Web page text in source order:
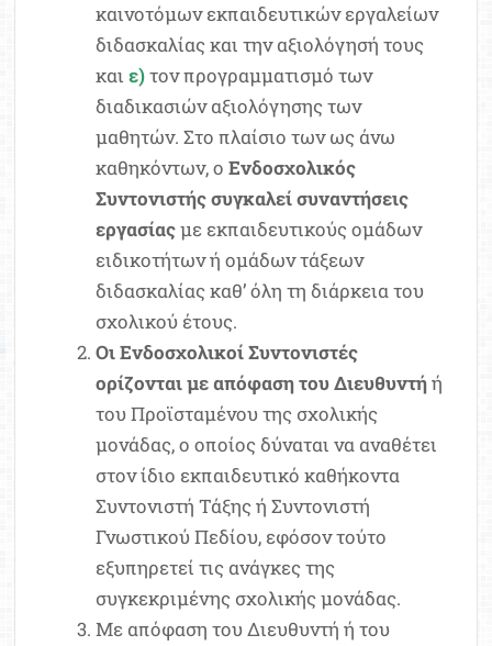
καινοτόμων εκπαιδευτικών εργαλείων
διδασκαλίας και την αξιολόγησή τους
και ε)τον προγραμματισμό των
διαδικασιών αξιολόγησης των
μαθητών. Στο πλαίσιο των ως άνω
καθηκόντων, ο Ενδοσχολικός
Συντονιστής συγκαλεί συναντήσεις
εργασίαςμε εκπαιδευτικούς ομάδων
ειδικοτήτων ή ομάδων τάξεων
διδασκαλίας καθ’ όλη τη διάρκεια του
σχολικού έτους.
Οι Ενδοσχολικοί Συντονιστές
ορίζονται με απόφαση του Διευθυντήή
του Προϊσταμένου της σχολικής
μονάδας, ο οποίος δύναται να αναθέτει
στον ίδιο εκπαιδευτικό καθήκοντα
Συντονιστή Τάξης ή Συντονιστή
Γνωστικού Πεδίου, εφόσον τούτο
εξυπηρετεί τις ανάγκες της
συγκεκριμένης σχολικής μονάδας.
Με απόφαση του Διευθυντή ή του